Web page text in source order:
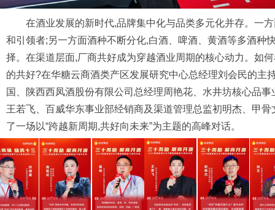
在酒业发展的新时代,品牌集中化与品类多元化并存。一
和引领者;另一方面酒种不断分化,白酒、啤酒、黄酒等多酒种
择。在渠道层面,厂商共好成为穿越酒业周期的核心动力。如
的共好?在华糖云商酒类产区发展研究中心总经理刘会民的主
国、陕西西凤酒股份有限公司总经理周艳花、水井坊核心品
王若飞、百威华东事业部经销商及渠道管理总监初明杰、甲
了一场以“跨越新周期,共好向未来”为主题的高峰对话。